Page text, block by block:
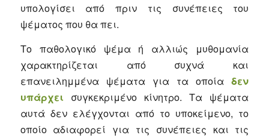
υπολογίσει από πριν τις συνέπειες του
ψέματος που θα πει.
Το παθολογικό ψέμα ή αλλιώς μυθομανία
χαρακτηρίζεται από συχνά και
επανειλημμένα ψέματα για τα οποίαδεν
υπάρχει συγκεκριμένο κίνητρο. Τα ψέματα
αυτά δεν ελέγχονται από το υποκείμενο, το
οποίο αδιαφορεί για τις συνέπειες και τις